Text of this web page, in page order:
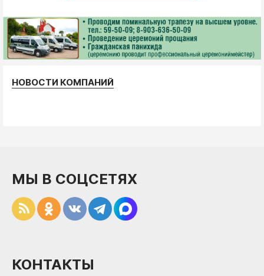
НОВОСТИ КОМПАНИЙ
МЫ В СОЦСЕТЯХ
КОНТАКТЫ